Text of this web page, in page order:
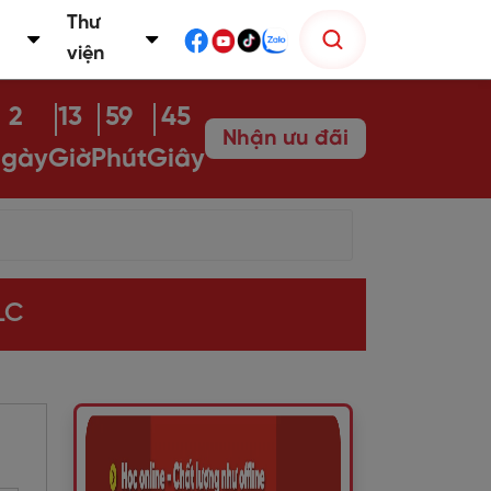
Thư
viện
2
13
Giờ
59
Phút
43
Giây
Nhận ưu đãi